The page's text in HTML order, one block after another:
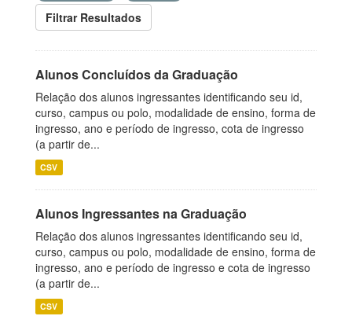
Filtrar Resultados
Alunos Concluídos da Graduação
Relação dos alunos ingressantes identificando seu id,
curso, campus ou polo, modalidade de ensino, forma de
ingresso, ano e período de ingresso, cota de ingresso
(a partir de...
CSV
Alunos Ingressantes na Graduação
Relação dos alunos ingressantes identificando seu id,
curso, campus ou polo, modalidade de ensino, forma de
ingresso, ano e período de ingresso e cota de ingresso
(a partir de...
CSV